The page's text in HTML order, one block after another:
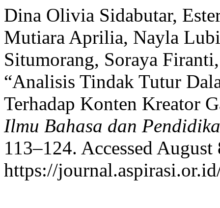
Dina Olivia Sidabutar,
Mutiara Aprilia, Nayla
Situmorang, Soraya
“Analisis Tindak Tutur
Terhadap Konten Kreator
Ilmu Bahasa dan
113–124. Accessed August
https://